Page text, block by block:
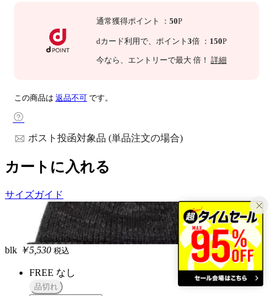
通常獲得ポイント ： 50P
dカード利用で、 ポイント 3倍 ： 150P
今なら 、エントリーで最大 倍！ 詳細
この商品は 返品不可 です。
ポスト投函対象品 (単品注文の場合)
カートに入れる
サイズガイド
blk ￥5,530 税込
FREE なし
品切れ